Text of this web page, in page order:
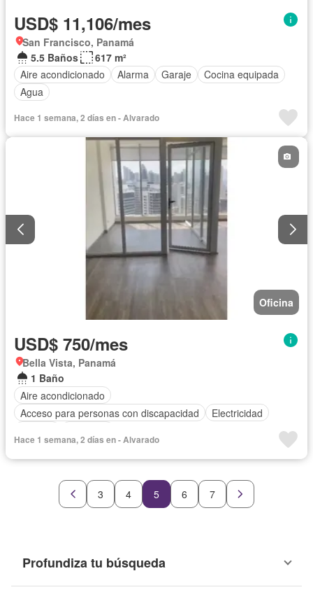
USD$ 11,106/mes
San Francisco, Panamá
5.5 Baños
617 m²
Aire acondicionado
Alarma Garaje
Cocina equipada
Agua
Hace 1 semana, 2 días en - Alvarado
Oficina
USD$ 750/mes
Bella Vista, Panamá
1 Baño
Aire acondicionado
Acceso para personas con discapacidad
Electricidad
Hace 1 semana, 2 días en - Alvarado
3 4 5 6 7
Profundiza tu búsqueda